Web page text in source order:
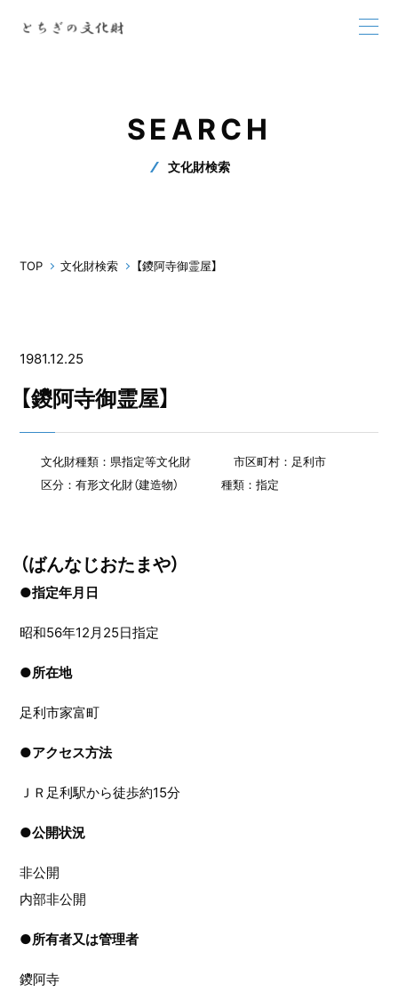
SEARCH
文化財検索
TOP 文化財検索 【鑁阿寺御霊屋】
1981.12.25
【鑁阿寺御霊屋】
文化財種類：県指定等文化財
市区町村：足利市
区分：有形文化財（建造物）
種類：指定
（ばんなじおたまや）
●指定年月日
昭和56年12月25日指定
●所在地
足利市家富町
●アクセス方法
ＪＲ足利駅から徒歩約15分
●公開状況
非公開
内部非公開
●所有者又は管理者
鑁阿寺